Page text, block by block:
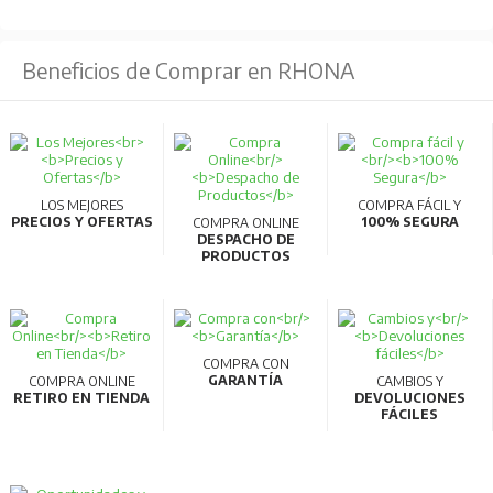
Beneficios de Comprar en RHONA
LOS MEJORES
PRECIOS Y OFERTAS
COMPRA ONLINE
DESPACHO DE
PRODUCTOS
COMPRA FÁCIL Y
100% SEGURA
COMPRA ONLINE
RETIRO EN TIENDA
COMPRA CON
GARANTÍA
CAMBIOS Y
DEVOLUCIONES
FÁCILES